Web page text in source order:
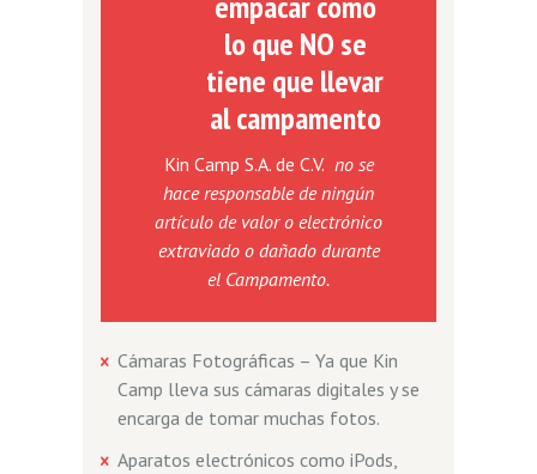
lo que NO se
tiene que llevar
al campamento
Kin Camp S.A. de C.V. no se
hace responsable de ningún
artículo de valor o electrónico
extraviado o dañado durante
el Campamento.
Cámaras Fotográficas – Ya que Kin
Camp lleva sus cámaras digitales y se
encarga de tomar muchas fotos.
Aparatos electrónicos como iPods,